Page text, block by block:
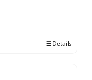
Details